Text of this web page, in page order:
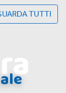
TUTTI